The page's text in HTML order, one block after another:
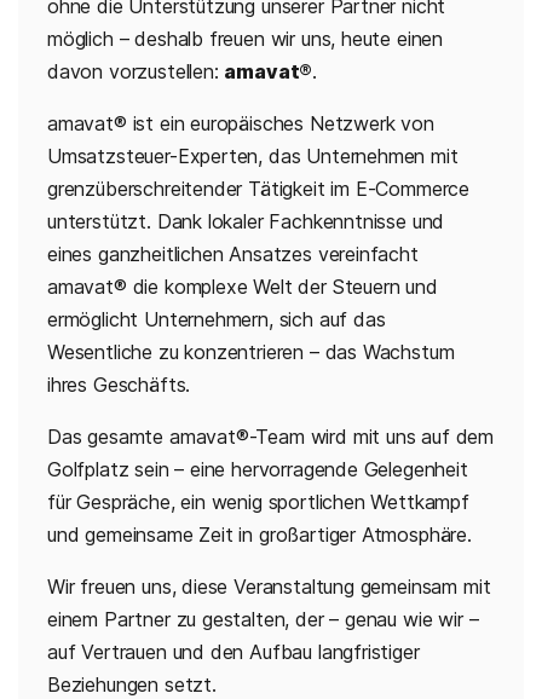
ohne die Unterstützung unserer Partner nicht
möglich – deshalb freuen wir uns, heute einen
davon vorzustellen: amavat®.
amavat® ist ein europäisches Netzwerk von
Umsatzsteuer-Experten, das Unternehmen mit
grenzüberschreitender Tätigkeit im E-Commerce
unterstützt. Dank lokaler Fachkenntnisse und
eines ganzheitlichen Ansatzes vereinfacht
amavat® die komplexe Welt der Steuern und
ermöglicht Unternehmern, sich auf das
Wesentliche zu konzentrieren – das Wachstum
ihres Geschäfts.
Das gesamte amavat®-Team wird mit uns auf dem
Golfplatz sein – eine hervorragende Gelegenheit
für Gespräche, ein wenig sportlichen Wettkampf
und gemeinsame Zeit in großartiger Atmosphäre.
Wir freuen uns, diese Veranstaltung gemeinsam mit
einem Partner zu gestalten, der – genau wie wir –
auf Vertrauen und den Aufbau langfristiger
Beziehungen setzt.